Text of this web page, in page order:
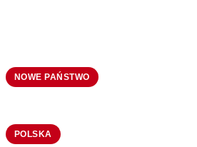
NOWE PAŃSTWO
POLSKA